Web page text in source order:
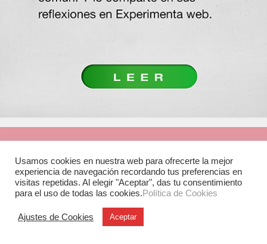
Usamos cookies en nuestra web para ofrecerte la mejor
experiencia de navegación recordando tus preferencias en
visitas repetidas. Al elegir "Aceptar", das tu consentimiento
para el uso de todas las cookies.Política de Cookies
Ajustes de Cookies Aceptar